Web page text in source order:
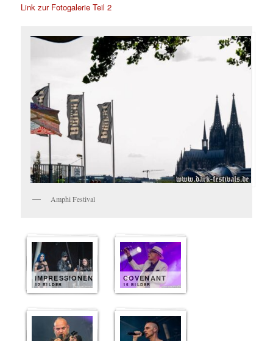
Link zur Fotogalerie Teil 2
Amphi Festival
IMPRESSIONEN
12 BILDER
COVENANT
15 BILDER